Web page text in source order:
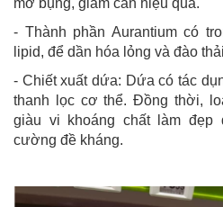
- Thành phần Aurantium có
lipid, để dần hóa lỏng và đào
- Chiết xuất dứa: Dứa có tác
thanh lọc cơ thể. Đồng thời,
giàu vi khoáng chất làm đẹp
cường đề kháng.